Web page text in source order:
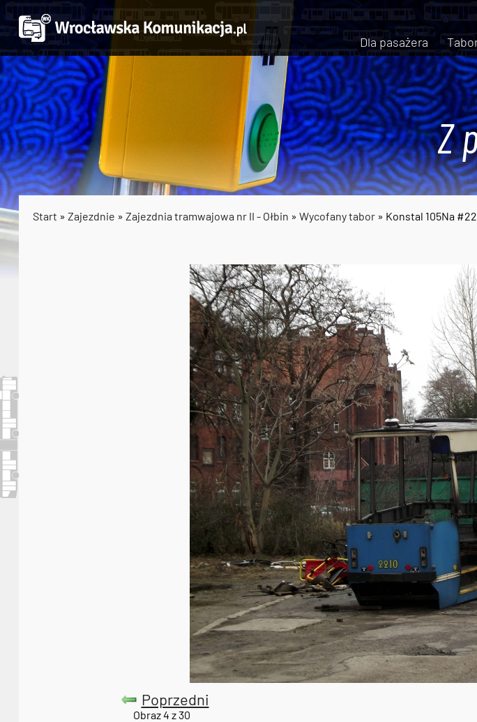
Dla pasażera
Z
Start » Zajezdnie » Zajezdnia tramwajowa nr II - Ołbin » Wycofany tabor » Konstal 105Na
Poprzedni
Obraz 4 z 30